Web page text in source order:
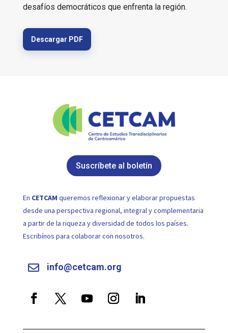
desafíos democráticos que enfrenta la región.
Descargar PDF
Suscríbete al boletín
En CETCAM queremos reflexionar y elaborar propuestas
desde una perspectiva regional, integral y complementaria
a partir de la riqueza y diversidad de todos los países.
Escribínos para colaborar con nosotros.
 info@cetcam.org